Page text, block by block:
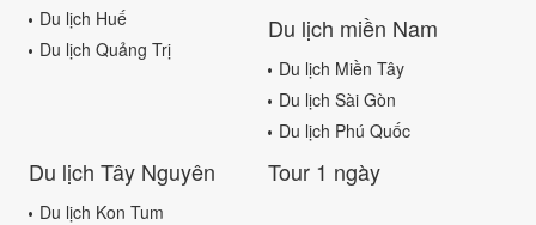
Du lịch Huế
Du lịch Quảng Trị
Du lịch miền Nam
Du lịch Miền Tây
Du lịch Sài Gòn
Du lịch Phú Quốc
Du lịch Tây Nguyên
Du lịch Kon Tum
Tour 1 ngày